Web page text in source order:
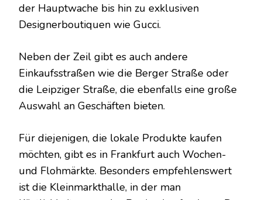
der Hauptwache bis hin zu exklusiven
Designerboutiquen wie Gucci.
Neben der Zeil gibt es auch andere
Einkaufsstraßen wie die Berger Straße oder
die Leipziger Straße, die ebenfalls eine große
Auswahl an Geschäften bieten.
Für diejenigen, die lokale Produkte kaufen
möchten, gibt es in Frankfurt auch Wochen-
und Flohmärkte. Besonders empfehlenswert
ist die Kleinmarkthalle, in der man